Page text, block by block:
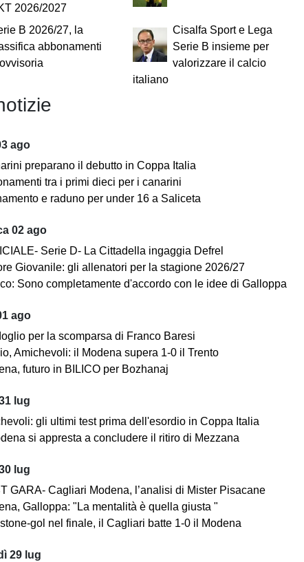
2026/2027
B 2026/27, la
abbonamenti
Cisalfa Sport e Lega
Serie B insieme per
valorizzare il calcio
italiano
ago
preparano il debutto in Coppa Italia
tra i primi dieci per i canarini
e raduno per under 16 a Saliceta
02 ago
Serie D- La Cittadella ingaggia Defrel
Giovanile: gli allenatori per la stagione 2026/27
Sono completamente d'accordo con le idee di Galloppa
ago
per la scomparsa di Franco Baresi
Amichevoli: il Modena supera 1-0 il Trento
futuro in BILICO per Bozhanaj
lug
gli ultimi test prima dell'esordio in Coppa Italia
si appresta a concludere il ritiro di Mezzana
lug
GARA- Cagliari Modena, l’analisi di Mister Pisacane
Galloppa: "La mentalità è quella giusta "
gol nel finale, il Cagliari batte 1-0 il Modena
29 lug